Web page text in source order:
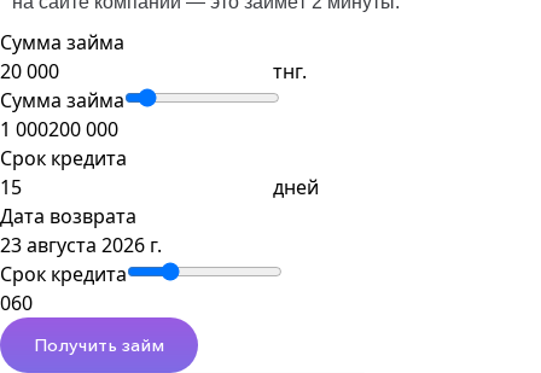
Сумма займа
тнг.
Сумма займа
1 000200 000
Срок кредита
дней
Дата возврата
23 августа 2026 г.
Срок кредита
060
Получить займ